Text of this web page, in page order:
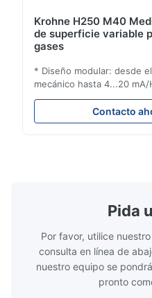
Krohne H250 M40
de superficie variable
gases
* Diseño modular: desde
mecánico hasta 4...20 mA/
Profibus-PA y totalizador *
posición de instalación:
o en tuberías
Contacto
Pida
Por favor, utilice
consulta en línea de
nuestro equipo se
pronto